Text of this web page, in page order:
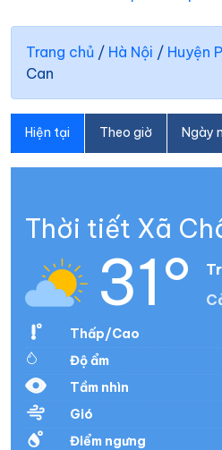
Trang chủ / Hà Nội / Huyện
Can
Hiện tại Theo giờ Ngày
Thời tiết Xã
31°
Thấp/Cao
Độ ẩm
Tầm nhìn
Gió
Điểm ngưng